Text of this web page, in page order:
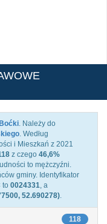
Boćki. Należy do
. Według
i Mieszkań z 2021
z czego 46,6%
ludności to mężczyźni.
gminy. Identyfikator
to 0024331, a
52.690278).
118